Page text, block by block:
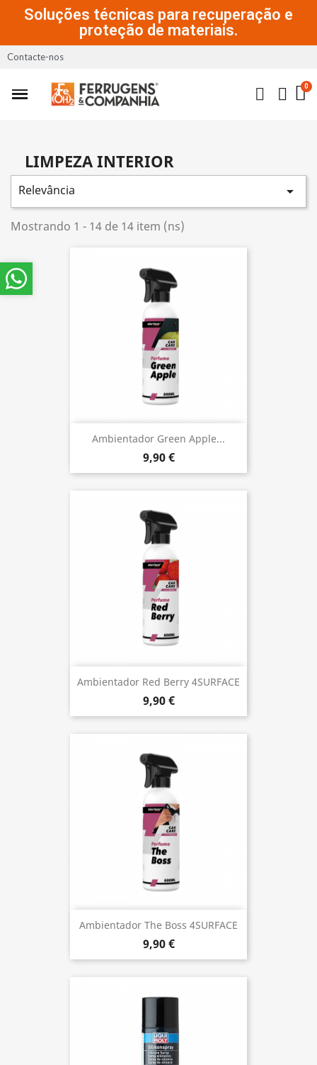
Soluções técnicas para recuperação e
proteção de materiais.
Contacte-nos
LIMPEZA INTERIOR
Relevância 
Mostrando 1 - 14 de 14 item (ns)
Ambientador Green Apple...
9,90 €
Ambientador Red Berry 4SURFACE
9,90 €
Ambientador The Boss 4SURFACE
9,90 €